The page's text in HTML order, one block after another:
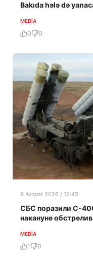
Bakıda hələ də
MEDİA
0 0
9 Avqust 2026 / 12:45
СБС поразили С-
накануне
MEDİA
1 0